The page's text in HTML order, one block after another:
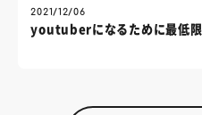
2021/12/06
youtuberになるために最低限